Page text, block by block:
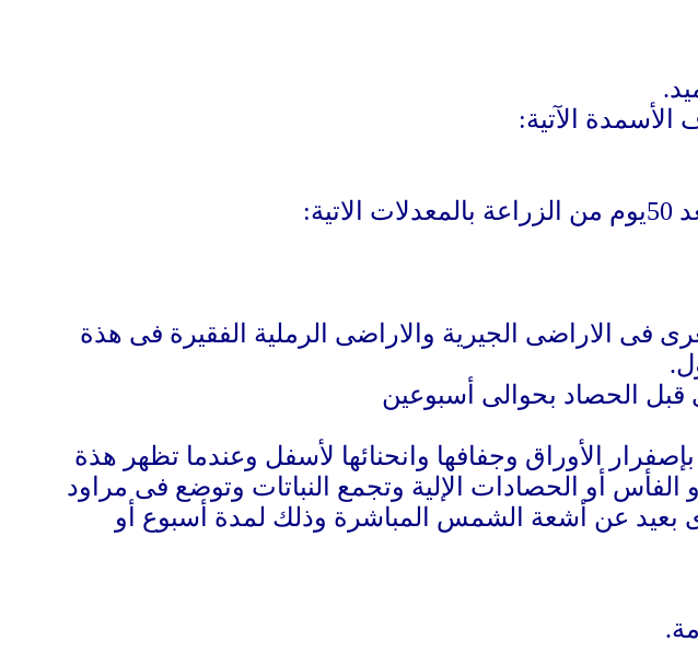
.
:
فى الاراضى الجيرية والاراضى الرملية الفقيرة فى هذة
.
قبل الحصاد بحوالى أسبوعين
إصفرار الأوراق وجفافها وانحنائها لأسفل وعندما تظهر هذة
باليد أو الفأس أو الحصادات الإلية وتجمع النباتات وتوضع فى مراود
عن أشعة الشمس المباشرة وذلك لمدة أسبوع أو
.